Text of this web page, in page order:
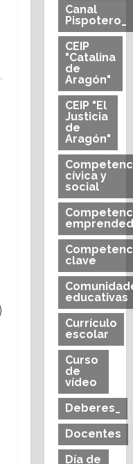
Canal
Pispotero_
CEIP
"Catalina
de
Aragón"
CEIP "El
Justicia
de
Aragón"
cívica y
social
clave
educativas
Currículo
escolar
Curso
de
vídeo
Deberes_
Docentes
Día de